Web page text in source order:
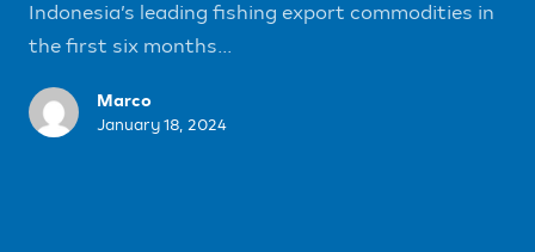
Indonesia’s leading fishing export commodities in
the first six months...
Marco
January 18, 2024